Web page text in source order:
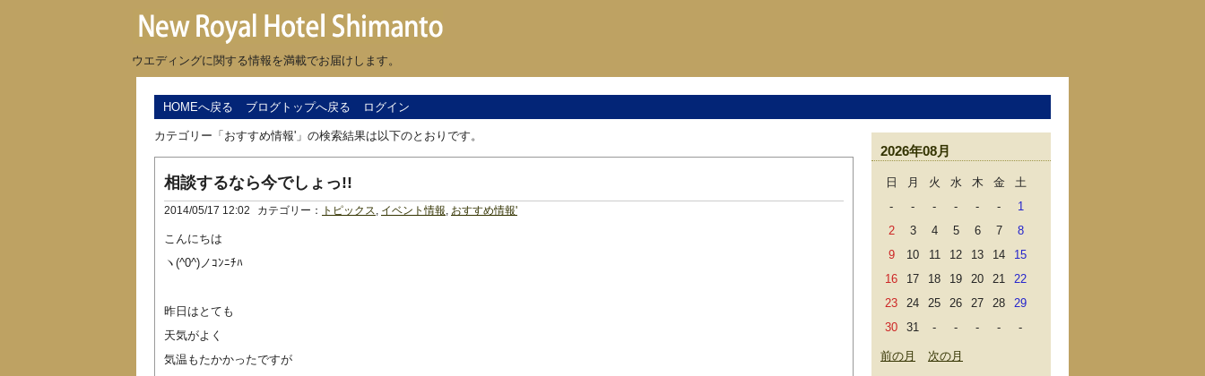
ウエディングに関する情報を満載でお届けします。
HOMEへ戻る ブログトップへ戻る ログイン
カテゴリー「おすすめ情報'」の検索結果は以下のとおりです。
相談するなら今でしょっ!!
2014/05/17 12:02 カテゴリー： トピックス イベント情報 おすすめ情報'
こんにちは
ヽ(^0^)ノｺﾝﾆﾁﾊ
昨日はとても
天気がよく
気温もたかかったですが
2026年08月
日 月 火 水 木 金
土
-
- - - - -
1
2
3 4 5 6 7
8
9
10 11 12 13 14
15
16
17 18 19 20 21
22
23
24 25 26 27 28
29
30
31 - - - - -
前の月 次の月